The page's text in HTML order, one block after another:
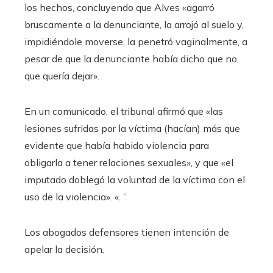
los hechos, concluyendo que Alves «agarró
bruscamente a la denunciante, la arrojó al suelo y,
impidiéndole moverse, la penetró vaginalmente, a
pesar de que la denunciante había dicho que no,
que quería dejar».
En un comunicado, el tribunal afirmó que «las
lesiones sufridas por la víctima (hacían) más que
evidente que había habido violencia para
obligarla a tener relaciones sexuales», y que «el
imputado doblegó la voluntad de la víctima con el
uso de la violencia». «. ”.
Los abogados defensores tienen intención de
apelar la decisión.